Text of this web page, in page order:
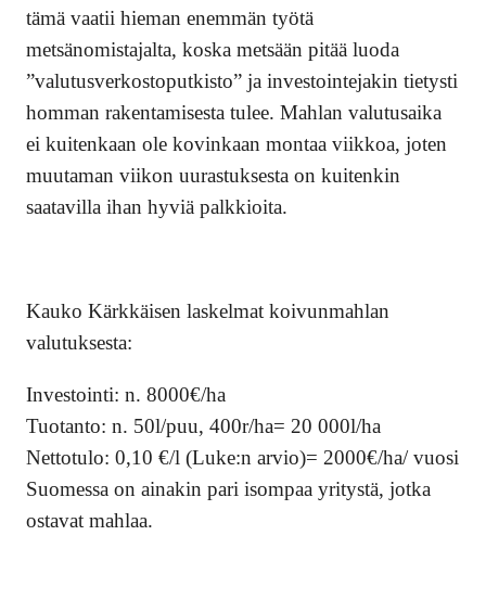
tämä vaatii hieman enemmän työtä
metsänomistajalta, koska metsään pitää luoda
”valutusverkostoputkisto” ja investointejakin tietysti
homman rakentamisesta tulee. Mahlan valutusaika
ei kuitenkaan ole kovinkaan montaa viikkoa, joten
muutaman viikon uurastuksesta on kuitenkin
saatavilla ihan hyviä palkkioita.
Kauko Kärkkäisen laskelmat koivunmahlan
valutuksesta:
Investointi: n. 8000€/ha
Tuotanto: n. 50l/puu, 400r/ha= 20 000l/ha
Nettotulo: 0,10 €/l (Luke:n arvio)= 2000€/ha/ vuosi
Suomessa on ainakin pari isompaa yritystä, jotka
ostavat mahlaa.